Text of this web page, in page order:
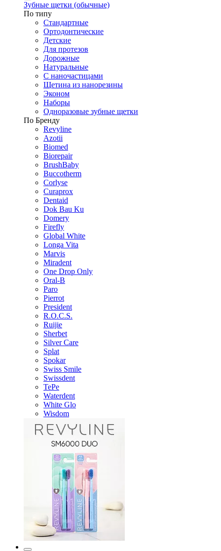
Зубные щетки (обычные)
По типу
Стандартные
Ортодонтические
Детские
Для протезов
Дорожные
Натуральные
С наночастицами
Щетина из нанорезины
Эконом
Наборы
Одноразовые зубные щетки
По Бренду
Revyline
Azotii
Biomed
Biorepair
BrushBaby
Buccotherm
Corlyse
Curaprox
Dentaid
Dok Bau Ku
Domery
Firefly
Global White
Longa Vita
Marvis
Miradent
One Drop Only
Oral-B
Paro
Pierrot
President
R.O.C.S.
Ruijie
Sherbet
Silver Care
Splat
Spokar
Swiss Smile
Swissdent
TePe
Waterdent
White Glo
Wisdom